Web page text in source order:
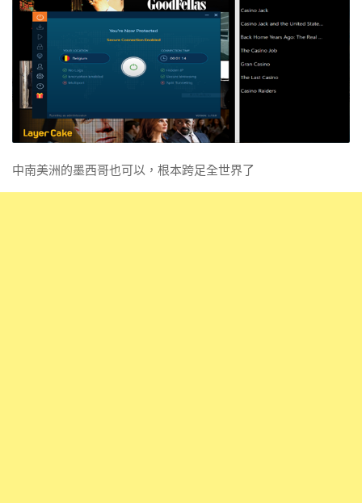
中南美洲的墨西哥也可以，根本跨足全世界了